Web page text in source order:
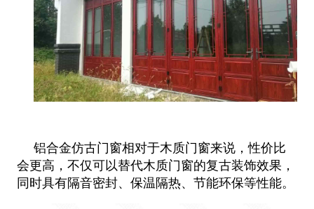
铝合金仿古门窗相对于木质门窗来说，性价比
会更高，不仅可以替代木质门窗的复古装饰效果，
同时具有隔音密封、保温隔热、节能环保等性能。